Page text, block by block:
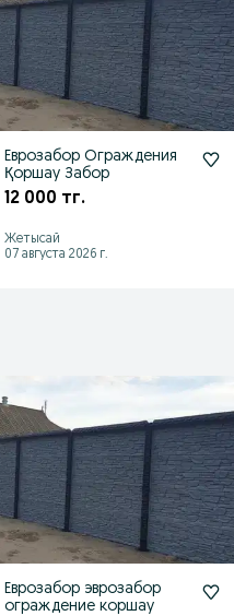
Еврозабор Ограждения
Қоршау Забор
12 000 тг.
Жетысай
07 августа 2026 г.
Еврозабор эврозабор
ограждение коршау